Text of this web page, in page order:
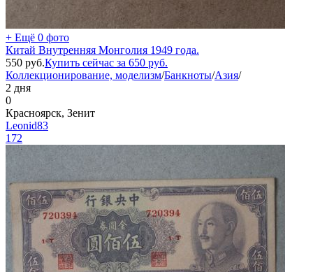
+ Ещё 0 фото
Китай Внутренняя Монголия 1949 года.
550 руб.Купить сейчас за 650 руб.
Коллекционирование, моделизм/Банкноты/Азия/
2 дня
0
Красноярск, Зенит
Leonid83
172